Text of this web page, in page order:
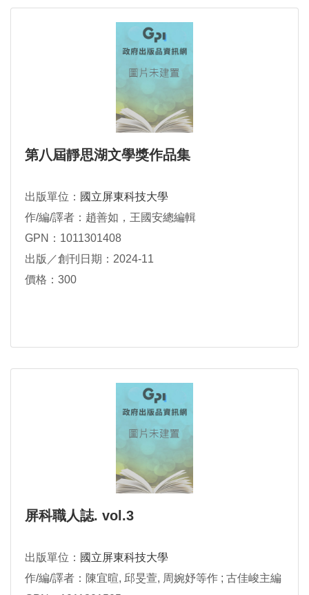
第八屆靜思湖文學獎作品集
出版單位： 國立屏東科技大學
作/編/譯者：趙善如，王國安總編輯
GPN：1011301408
出版／創刊日期：2024-11
價格：300
屏科職人誌. vol.3
出版單位： 國立屏東科技大學
作/編/譯者：陳宜暄, 邱旻萱, 周婉妤等作 ; 古佳峻主編